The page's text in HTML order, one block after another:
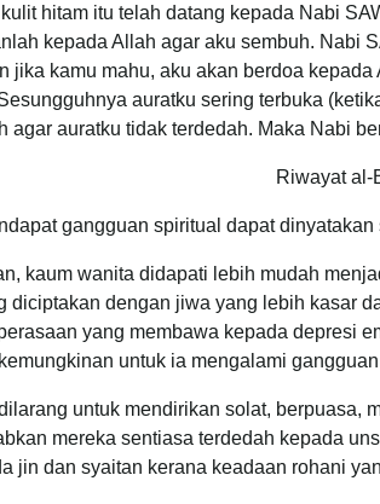
hitam itu telah datang kepada Nabi
kepada Allah agar aku sembuh. Nabi
jika kamu mahu, aku akan berdoa kepada
auratku sering terbuka
auratku tidak terdedah. Maka Nabi
Riwayat al-
gangguan spiritual dapat dinyatakan
kaum wanita didapati lebih mudah
dengan jiwa yang lebih kasar
yang membawa kepada depresi
untuk ia mengalami gangguan
untuk mendirikan solat, berpuasa,
mereka sentiasa terdedah kepada
jin dan syaitan kerana keadaan rohani